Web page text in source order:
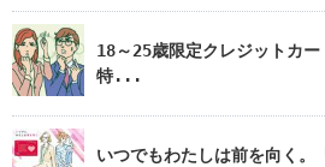
18～25歳限定クレジットカ
特...
いつでもわたしは前を向く。